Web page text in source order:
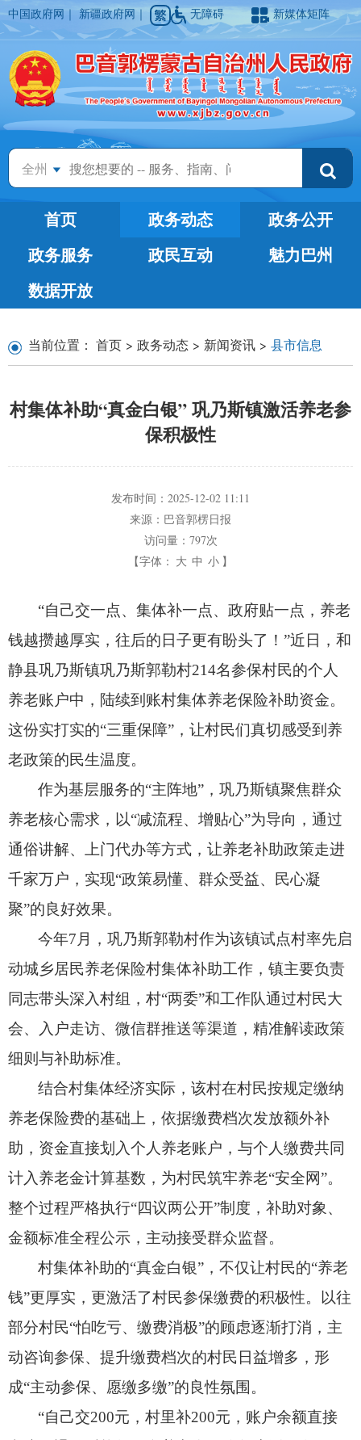
中国政府网 ｜新疆政府网 ｜ 无障碍 新媒体矩阵
全州
首页 政务动态
政务公开
政务服务
政民互动
魅力巴州
数据开放
当前位置： 首页 > 政务动态 > 新闻资讯 > 县市信息
村集体补助“真金白银” 巩乃斯镇激活养老参
保积极性
发布时间： 2025-12-02 11:11
来源： 巴音郭楞日报
访问量： 797次
【字体： 大 中 小 】
“自己交一点、集体补一点、政府贴一点， 养老
钱越攒越厚实， 往后的日子更有盼头了！ ”近日， 和
静县巩乃斯镇巩乃斯郭勒村214名参保村民的个人
养老账户中， 陆续到账村集体养老保险补助资金。
这份实打实的“三重保障”， 让村民们真切感受到养
老政策的民生温度。
作为基层服务的“主阵地”，巩乃斯镇聚焦群众
养老核心需求， 以“减流程、 增贴心”为导向， 通过
通俗讲解、
上门代办等方式， 让养老补助政策走进
千家万户， 实现“政策易懂、 群众受益、
民心凝
聚”的良好效果。
今年7月，巩乃斯郭勒村作为该镇试点村率先启
动城乡居民养老保险村集体补助工作， 镇主要负责
同志带头深入村组， 村“两委”和工作队通过村民大
会、
入户走访、 微信群推送等渠道， 精准解读政策
细则与补助标准。
结合村集体经济实际，该村在村民按规定缴纳
养老保险费的基础上， 依据缴费档次发放额外补
助， 资金直接划入个人养老账户， 与个人缴费共同
计入养老金计算基数， 为村民筑牢养老“安全网”。
整个过程严格执行“四议两公开”制度， 补助对象、
金额标准全程公示， 主动接受群众监督。
村集体补助的“真金白银”，不仅让村民的“养老
钱”更厚实， 更激活了村民参保缴费的积极性。
以往
部分村民“怕吃亏、 缴费消极”的顾虑逐渐打消， 主
动咨询参保、 提升缴费档次的村民日益增多， 形
成“主动参保、 愿缴多缴”的良性氛围。
“自己交200元，村里补200元， 账户余额直接